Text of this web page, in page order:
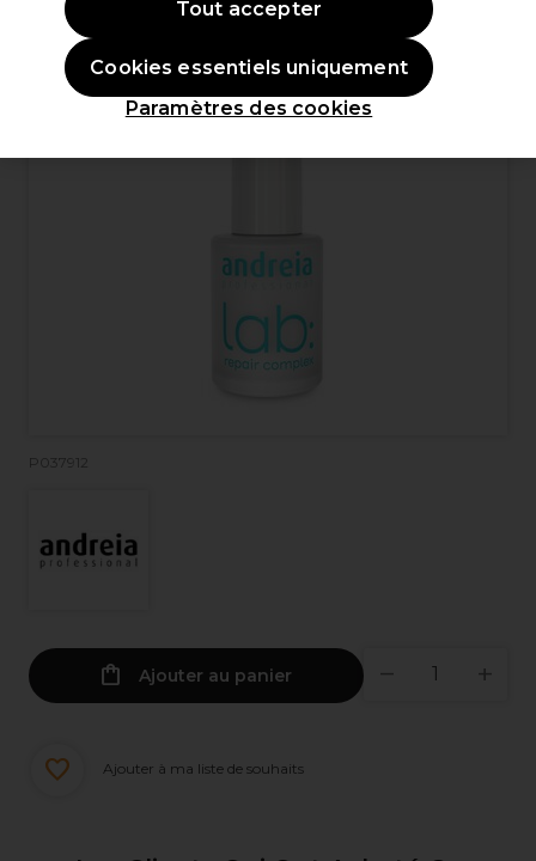
P037912
Ajouter au panier
Ajouter à ma liste de souhaits
Paramètres des cookies
Cookies essentiels uniquement
Tout accepter